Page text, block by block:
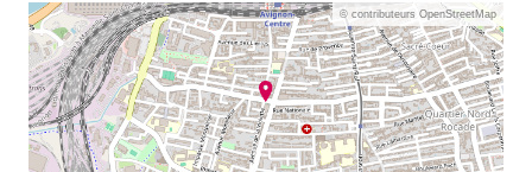
© contributeurs OpenStreetMap